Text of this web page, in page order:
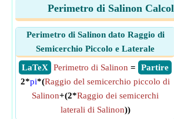
Perimetro di Salinon
Perimetro di Salinon dato Raggio di
Semicerchio Piccolo e Laterale
​ LaTeX
​ Partire
Perimetro di Salinon =
2*pi*(Raggio del semicerchio piccolo di
Salinon+(2*Raggio dei semicerchi
laterali di Salinon))